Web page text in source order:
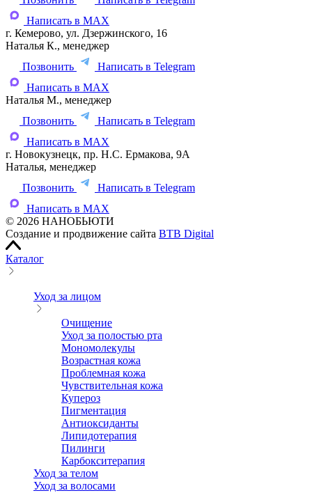
Написать в MAX
г. Кемерово, ул. Дзержинского, 16
Наталья К., менеджер
Позвонить
Написать в Telegram
Написать в MAX
Наталья М., менеджер
Позвонить
Написать в Telegram
Написать в MAX
г. Новокузнецк, пр. Н.С. Ермакова, 9А
Наталья, менеджер
Позвонить
Написать в Telegram
Написать в MAX
© 2026 НАНОБЬЮТИ
Создание и продвижение сайта BTB Digital
Каталог
Уход за лицом
Очищение
Уход за полостью рта
Мономолекулы
Возрастная кожа
Проблемная кожа
Чувствительная кожа
Купероз
Пигментация
Антиоксиданты
Липидотерапия
Пилинги
Карбокситерапия
Уход за телом
Уход за волосами